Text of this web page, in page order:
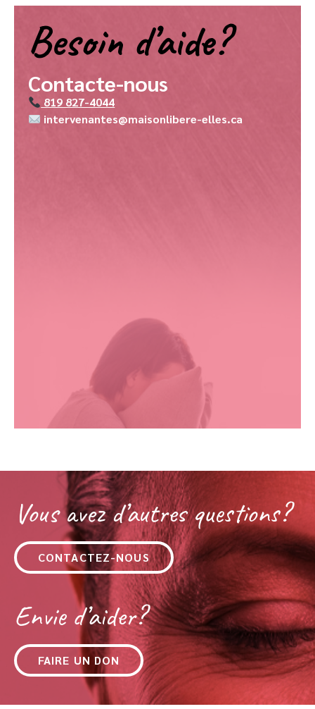
Besoin d’aide?
Contacte-nous
819 827-4044
intervenantes@maisonlibere-elles.ca
Vous avez d’autres questions?
CONTACTEZ-NOUS
Envie d’aider?
FAIRE UN DON